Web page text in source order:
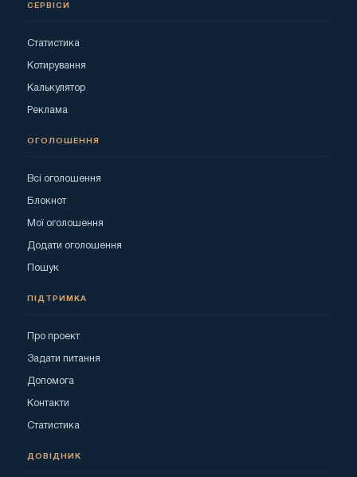
СЕРВІСИ
Статистика
Котирування
Калькулятор
Реклама
ОГОЛОШЕННЯ
Всі оголошення
Блокнот
Мої оголошення
Додати оголошення
Пошук
ПІДТРИМКА
Про проект
Задати питання
Допомога
Контакти
Статистика
ДОВІДНИК